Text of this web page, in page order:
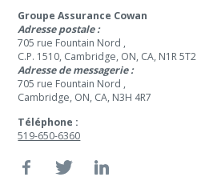
Groupe Assurance Cowan
Adresse postale :
705 rue Fountain Nord ,
C.P. 1510, Cambridge, ON, CA, N1R 5T2
Adresse de messagerie :
705 rue Fountain Nord ,
Cambridge, ON, CA, N3H 4R7
Téléphone :
519-650-6360